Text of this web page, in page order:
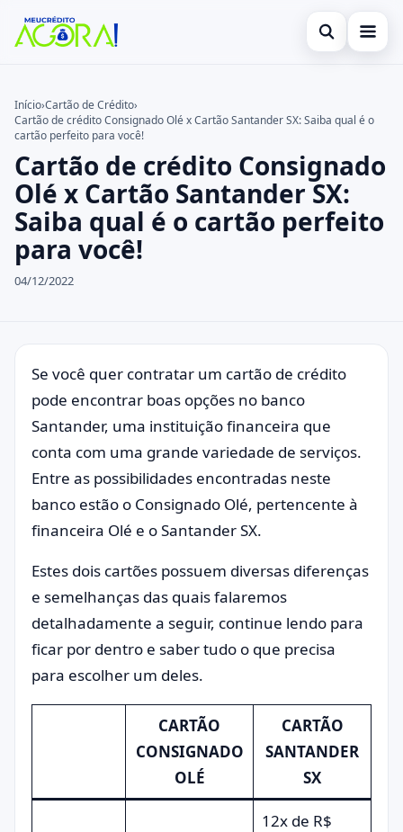
Abrir busca
Cartão de Crédito
Empréstimo
Finanças
Legal
Buscar no site
Buscar por:
Pressione Enter para buscar ou ESC para fechar.
Início›Cartão de Crédito›
Cartão de crédito Consignado Olé x Cartão Santander SX: Saiba qual é o
cartão perfeito para você!
Cartão de crédito Consignado
Olé x Cartão Santander SX:
Saiba qual é o cartão perfeito
para você!
04/12/2022
Se você quer contratar um cartão de crédito
pode encontrar boas opções no banco
Santander, uma instituição financeira que
conta com uma grande variedade de serviços.
Entre as possibilidades encontradas neste
banco estão o Consignado Olé, pertencente à
financeira Olé e o Santander SX.
Estes dois cartões possuem diversas diferenças
e semelhanças das quais falaremos
detalhadamente a seguir, continue lendo para
ficar por dentro e saber tudo o que precisa
para escolher um deles.
CARTÃO
CONSIGNADO
OLÉ
CARTÃO
SANTANDER
SX
12x de R$